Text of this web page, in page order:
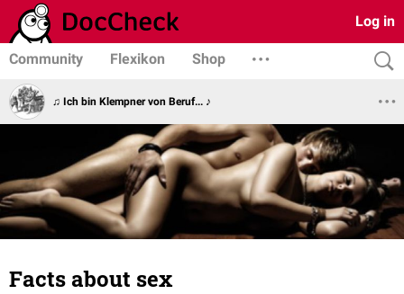
Log in
Community Flexikon Shop
♫ Ich bin Klempner von Beruf... ♪
Facts about sex